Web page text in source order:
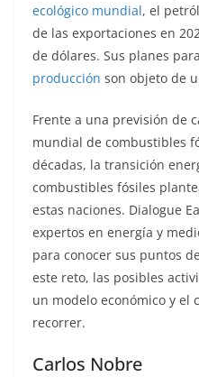
ecológico mundial, el
de las exportaciones en
de dólares. Sus planes
producción son objeto de
Frente a una previsión de
mundial de combustibles
décadas, la transición
combustibles fósiles
estas naciones. Dialogue
expertos en energía y
para conocer sus puntos
este reto, las posibles
un modelo económico y el
recorrer.
Carlos Nobre